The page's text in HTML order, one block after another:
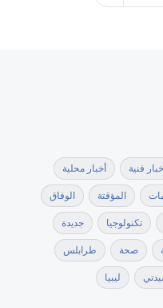
فنية أخبار محلية
المؤقتة الوفاق
تكنولوجيا جديدة
صحة طرابلس
ليبيا